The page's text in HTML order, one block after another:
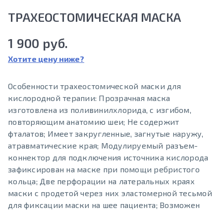
ТРАХЕОСТОМИЧЕСКАЯ МАСКА
1 900 руб.
Хотите цену ниже?
Особенности трахеостомической маски для
кислородной терапии: Прозрачная маска
изготовлена из поливинилхлорида, с изгибом,
повторяющим анатомию шеи; Не содержит
фталатов; Имеет закругленные, загнутые наружу,
атравматические края; Модулируемый разъем-
коннектор для подключения источника кислорода
зафиксирован на маске при помощи ребристого
кольца; Две перфорации на латеральных краях
маски с продетой через них эластомерной тесьмой
для фиксации маски на шее пациента; Возможен